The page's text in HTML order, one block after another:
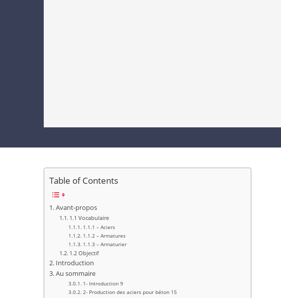
Table of Contents
Avant-propos
1.1 Vocabulaire
1.1.1 – Aciers
1.1.2 – Armatures
1.1.3 – Armaturier
1.2 Objectif
Introduction
Au sommaire
1- Introduction 9
2- Production des aciers pour béton 15